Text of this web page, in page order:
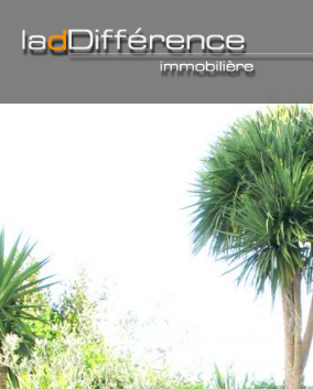
L'AGENCE
MAISONS
APPARTEMENTS
REJOINDRE LE CERCLE